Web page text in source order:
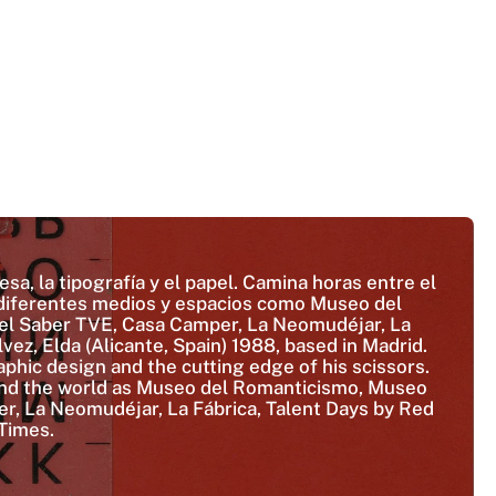
la tipografía y el papel. Camina horas entre el
medios y espacios como Museo del
TVE, Casa Camper, La Neomudéjar, La
Elda (Alicante, Spain) 1988, based in Madrid.
design and the cutting edge of his scissors.
the world as Museo del Romanticismo, Museo
La Neomudéjar, La Fábrica, Talent Days by Red